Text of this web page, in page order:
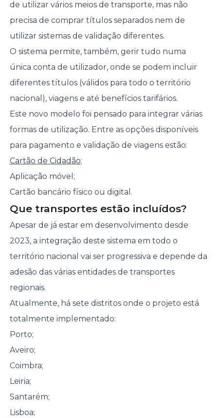
de utilizar vários meios de transporte, mas não
precisa de comprar títulos separados nem de
utilizar sistemas de validação diferentes.
O sistema permite, também, gerir tudo numa
única conta de utilizador, onde se podem incluir
diferentes títulos (válidos para todo o território
nacional), viagens e até benefícios tarifários.
Este novo modelo foi pensado para integrar várias
formas de utilização. Entre as opções disponíveis
para pagamento e validação de viagens estão:
Cartão de Cidadão;
Aplicação móvel;
Cartão bancário físico ou digital.
Que transportes estão incluídos?
Apesar de já estar em desenvolvimento desde
2023, a integração deste sistema em todo o
território nacional vai ser progressiva e depende da
adesão das várias entidades de transportes
regionais.
Atualmente, há sete distritos onde o projeto está
totalmente implementado:
Porto;
Aveiro;
Coimbra;
Leiria;
Santarém;
Lisboa;